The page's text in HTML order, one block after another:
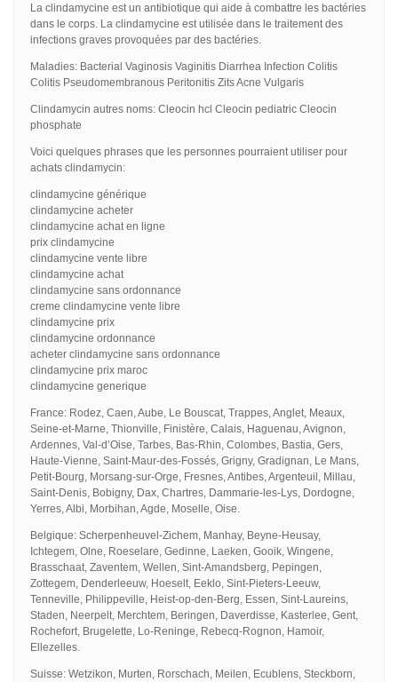
La clindamycine est un antibiotique qui aide à combattre les bactéries
dans le corps. La clindamycine est utilisée dans le traitement des
infections graves provoquées par des bactéries.
Maladies: Bacterial Vaginosis Vaginitis Diarrhea Infection Colitis
Colitis Pseudomembranous Peritonitis Zits Acne Vulgaris
Clindamycin autres noms: Cleocin hcl Cleocin pediatric Cleocin
phosphate
Voici quelques phrases que les personnes pourraient utiliser pour
achats clindamycin:
clindamycine générique
clindamycine acheter
clindamycine achat en ligne
prix clindamycine
clindamycine vente libre
clindamycine achat
clindamycine sans ordonnance
creme clindamycine vente libre
clindamycine prix
clindamycine ordonnance
acheter clindamycine sans ordonnance
clindamycine prix maroc
clindamycine generique
France: Rodez, Caen, Aube, Le Bouscat, Trappes, Anglet, Meaux,
Seine-et-Marne, Thionville, Finistère, Calais, Haguenau, Avignon,
Ardennes, Val-d’Oise, Tarbes, Bas-Rhin, Colombes, Bastia, Gers,
Haute-Vienne, Saint-Maur-des-Fossés, Grigny, Gradignan, Le Mans,
Petit-Bourg, Morsang-sur-Orge, Fresnes, Antibes, Argenteuil, Millau,
Saint-Denis, Bobigny, Dax, Chartres, Dammarie-les-Lys, Dordogne,
Yerres, Albi, Morbihan, Agde, Moselle, Oise.
Belgique: Scherpenheuvel-Zichem, Manhay, Beyne-Heusay,
Ichtegem, Olne, Roeselare, Gedinne, Laeken, Gooik, Wingene,
Brasschaat, Zaventem, Wellen, Sint-Amandsberg, Pepingen,
Zottegem, Denderleeuw, Hoeselt, Eeklo, Sint-Pieters-Leeuw,
Tenneville, Philippeville, Heist-op-den-Berg, Essen, Sint-Laureins,
Staden, Neerpelt, Merchtem, Beringen, Daverdisse, Kasterlee, Gent,
Rochefort, Brugelette, Lo-Reninge, Rebecq-Rognon, Hamoir,
Ellezelles.
Suisse: Wetzikon, Murten, Rorschach, Meilen, Ecublens, Steckborn,